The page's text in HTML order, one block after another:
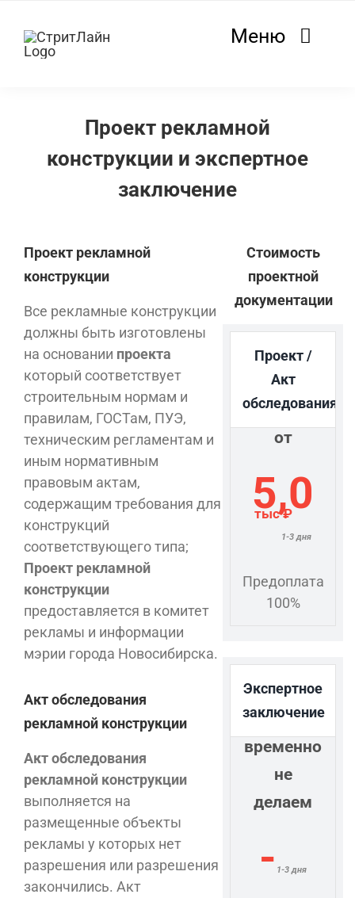
content
Меню
Услуги
Инфо
Проект рекламной
конструкции и экспертное
заключение
Проект рекламной
конструкции
Все рекламные конструкции
должны быть изготовлены
на основании проекта
который соответствует
строительным нормам и
правилам, ГОСТам, ПУЭ,
техническим регламентам и
иным нормативным
правовым актам,
содержащим требования для
конструкций
соответствующего типа;
Проект рекламной
конструкции
предоставляется в комитет
рекламы и информации
мэрии города Новосибирска.
Акт обследования
рекламной конструкции
Акт обследования
рекламной конструкции
выполняется на
размещенные объекты
рекламы у которых нет
разрешения или разрешения
закончились. Акт
Стоимость
проектной
документации
Проект /
Акт
обследования
от
5,0
тыс ₽
1-3 дня
Предоплата
100%
Экспертное
заключение
временно
не
делаем
- 1-3 дня